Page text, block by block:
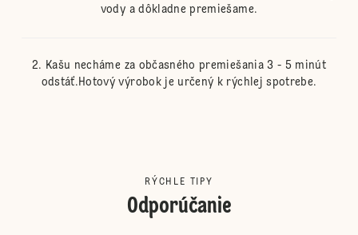
vody a dôkladne premiešame.
Kašu necháme za občasného premiešania 3 - 5 minút
odstáť.Hotový výrobok je určený k rýchlej spotrebe.
RÝCHLE TIPY
Odporúčanie